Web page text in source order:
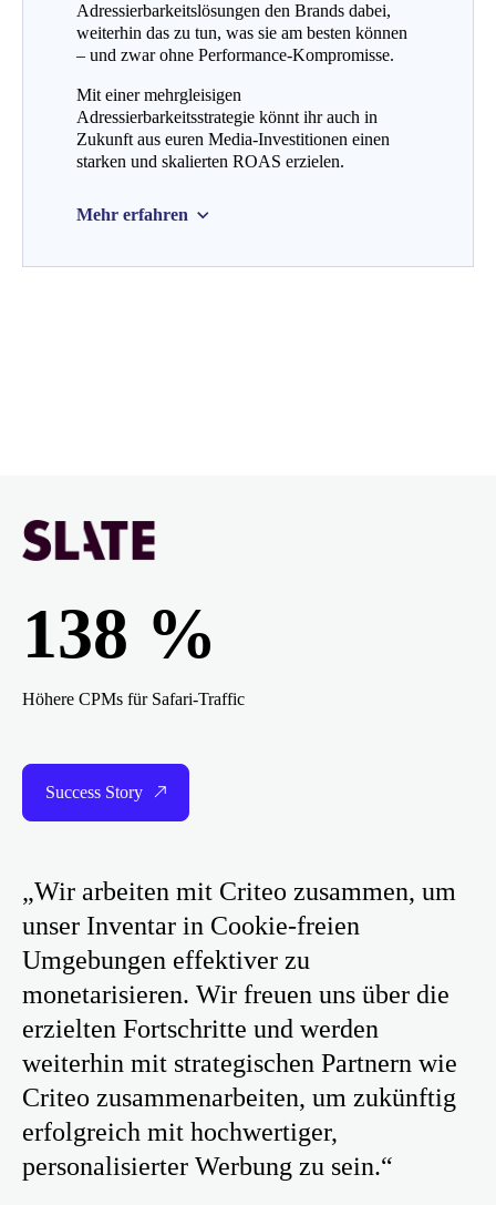
Adressierbarkeitslösungen den Brands dabei,
weiterhin das zu tun, was sie am besten können
– und zwar ohne Performance-Kompromisse.
Mit einer mehrgleisigen
Adressierbarkeitsstrategie könnt ihr auch in
Zukunft aus euren Media-Investitionen einen
starken und skalierten ROAS erzielen.
Mehr erfahren
138 %
Höhere CPMs für Safari-Traffic
Success Story
„Wir arbeiten mit Criteo zusammen, um
unser Inventar in Cookie-freien
Umgebungen effektiver zu
monetarisieren. Wir freuen uns über die
erzielten Fortschritte und werden
weiterhin mit strategischen Partnern wie
Criteo zusammenarbeiten, um zukünftig
erfolgreich mit hochwertiger,
personalisierter Werbung zu sein.“